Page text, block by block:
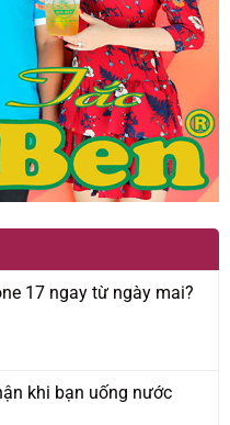
17 ngay từ ngày mai?
khi bạn uống nước